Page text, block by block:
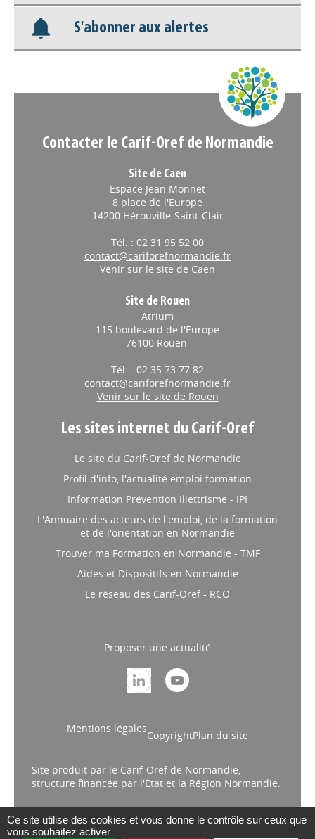
Nos veilles Scoop.it
S'abonner aux alertes
Contacter le Carif-Oref de Normandie
Site de Caen
Espace Jean Monnet
8 place de l'Europe
14200 Hérouville-Saint-Clair
Tél. : 02 31 95 52 00
contact@cariforefnormandie.fr
Venir sur le site de Caen
Site de Rouen
Atrium
115 boulevard de l'Europe
76100 Rouen
Tél. : 02 35 73 77 82
contact@cariforefnormandie.fr
Venir sur le site de Rouen
Les sites internet du Carif-Oref
Le site du Carif-Oref de Normandie
Profil d'info, l'actualité emploi formation
Information Prévention Illettrisme - IPI
L'Annuaire des acteurs de l'emploi, de la formation
et de l'orientation en Normandie
Trouver ma Formation en Normandie - TMF
Aides et Dispositifs en Normandie
Le réseau des Carif-Oref - RCO
Proposer une actualité
Mentions légales
CopyrightPlan du site
Site produit par le Carif-Oref de Normandie,
structure financée par l'État et la Région Normandie.
Ce site utilise des cookies et vous donne le contrôle sur ceux que
vous souhaitez activer